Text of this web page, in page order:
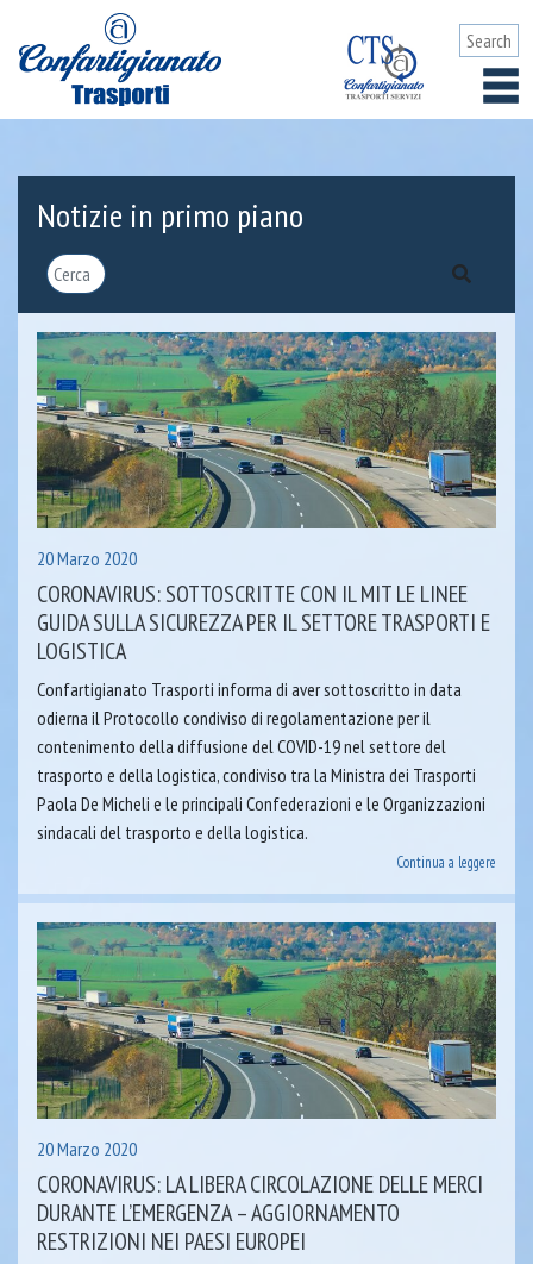
Notizie in primo piano
20 Marzo 2020
CORONAVIRUS: SOTTOSCRITTE CON IL MIT LE LINEE
GUIDA SULLA SICUREZZA PER IL SETTORE TRASPORTI E
LOGISTICA
Confartigianato Trasporti informa di aver sottoscritto in data
odierna il Protocollo condiviso di regolamentazione per il
contenimento della diffusione del COVID-19 nel settore del
trasporto e della logistica, condiviso tra la Ministra dei Trasporti
Paola De Micheli e le principali Confederazioni e le Organizzazioni
sindacali del trasporto e della logistica.
Continua a leggere
20 Marzo 2020
CORONAVIRUS: LA LIBERA CIRCOLAZIONE DELLE MERCI
DURANTE L’EMERGENZA – AGGIORNAMENTO
RESTRIZIONI NEI PAESI EUROPEI